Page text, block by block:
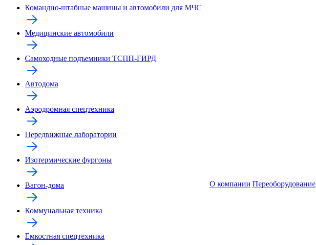
Командно-штабные машины и автомобили для МЧС
Медицинские автомобили
Самоходные подъемники ТСПП-ГИРД
Автодома
Аэродромная спецтехника
Передвижные лаборатории
Изотермические фургоны
Вагон-дома
Коммунальная техника
Емкостная спецтехника
О компании Переоборудование